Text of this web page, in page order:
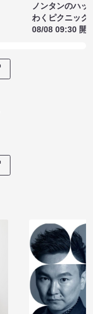
ノンタンのハッ
わくピクニック
08/08 09:30 開